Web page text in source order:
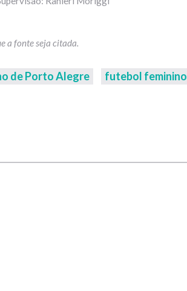
de Porto Alegre
futebol feminino